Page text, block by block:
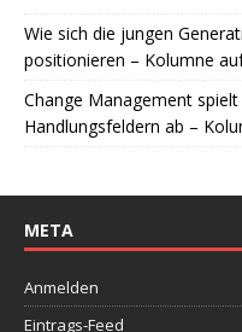
Wie sich die jungen
positionieren – Kolumne
Change Management
Handlungsfeldern ab –
META
Anmelden
Eintrags-Feed